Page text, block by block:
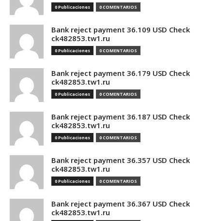
0 Publicaciones 0 COMENTARIOS
Bank reject payment 36.109 USD Check
ck482853.tw1.ru
0 Publicaciones 0 COMENTARIOS
Bank reject payment 36.179 USD Check
ck482853.tw1.ru
0 Publicaciones 0 COMENTARIOS
Bank reject payment 36.187 USD Check
ck482853.tw1.ru
0 Publicaciones 0 COMENTARIOS
Bank reject payment 36.357 USD Check
ck482853.tw1.ru
0 Publicaciones 0 COMENTARIOS
Bank reject payment 36.367 USD Check
ck482853.tw1.ru